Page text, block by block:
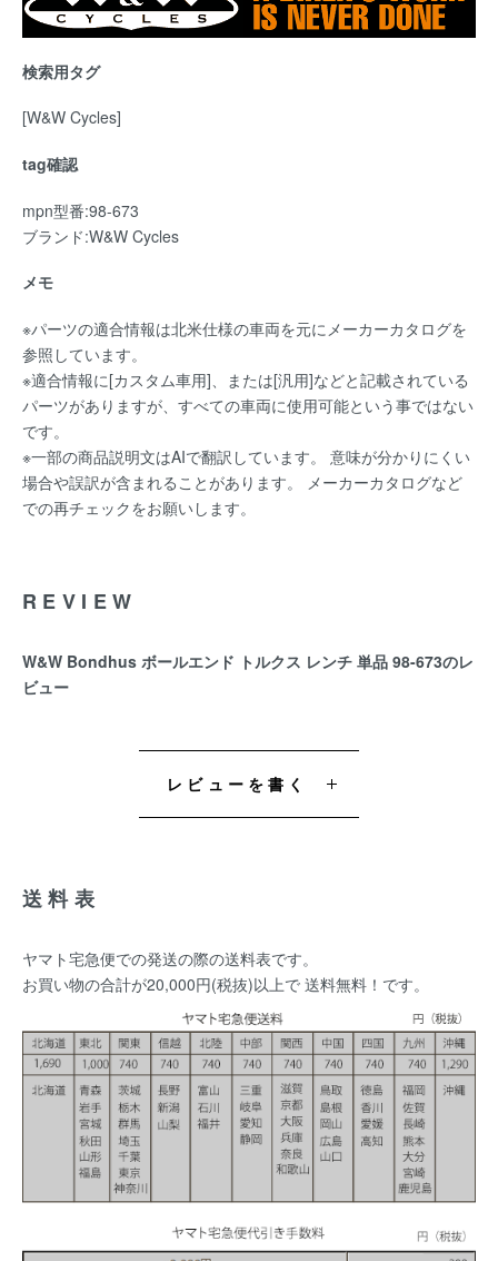
検索用タグ
[W&W Cycles]
tag確認
mpn型番:98-673
ブランド:W&W Cycles
メモ
※パーツの適合情報は北米仕様の車両を元にメーカーカタログを
参照しています。
※適合情報に[カスタム車用]、または[汎用]などと記載されている
パーツがありますが、すべての車両に使用可能という事ではない
です。
※一部の商品説明文はAIで翻訳しています。 意味が分かりにくい
場合や誤訳が含まれることがあります。 メーカーカタログなど
での再チェックをお願いします。
REVIEW
W&W Bondhus ボールエンド トルクス レンチ 単品 98-673のレ
ビュー
レビューを書く
送料表
ヤマト宅急便での発送の際の送料表です。
お買い物の合計が20,000円(税抜)以上で 送料無料！です。